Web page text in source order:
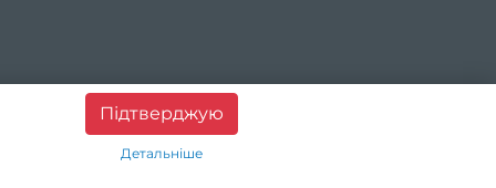
Підтверджую
Детальніше